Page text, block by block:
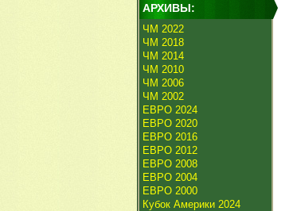
АРХИВЫ:
ЧМ 2022
ЧМ 2018
ЧМ 2014
ЧМ 2010
ЧМ 2006
ЧМ 2002
ЕВРО 2024
ЕВРО 2020
ЕВРО 2016
ЕВРО 2012
ЕВРО 2008
ЕВРО 2004
ЕВРО 2000
Кубок Америки 2024